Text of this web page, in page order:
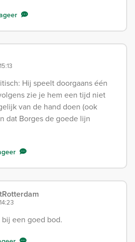
Hij speelt doorgaans één
zie je hem een tijd niet
van de hand doen (ook
dat Borges de goede lijn
een goed bod.